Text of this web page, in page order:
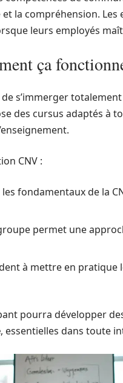
la compréhension.
leurs employés
ça
s’immerger
des cursus adaptés à
CNV :
fondamentaux de la
permet une
à mettre en pratique
pourra développer
, essentielles dans toute